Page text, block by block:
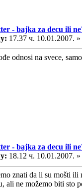
- bajka za decu ili
17.37 ч. 10.01.2007. »
odnosi na svece,
- bajka za decu ili
18.12 ч. 10.01.2007. »
znati da li su mošti
ali ne možemo biti sto